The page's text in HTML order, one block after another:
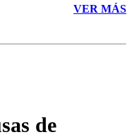
VER MÁS
de